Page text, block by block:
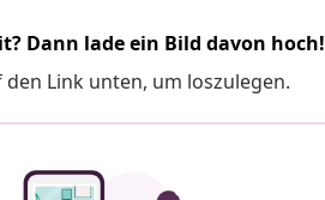
Dann lade ein Bild davon hoch!
Link unten, um loszulegen.